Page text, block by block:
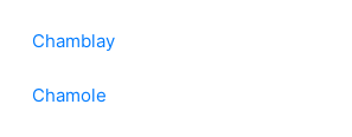
Chamblay
Chamole